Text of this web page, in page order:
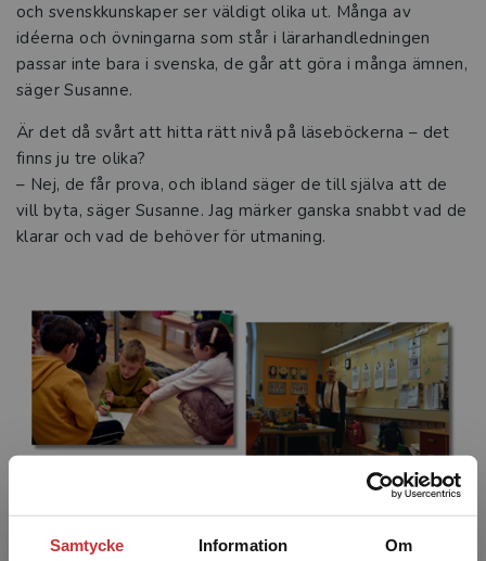
Samtycke Information Om
och svenskkunskaper ser väldigt olika ut. Många av
idéerna och övningarna som står i lärarhandledningen
passar inte bara i svenska, de går att göra i många ämnen,
säger Susanne.
Är det då svårt att hitta rätt nivå på läseböckerna – det
finns ju tre olika?
– Nej, de får prova, och ibland säger de till själva att de
vill byta, säger Susanne. Jag märker ganska snabbt vad de
klarar och vad de behöver för utmaning.
Mystik, historia och ovanliga husdjur